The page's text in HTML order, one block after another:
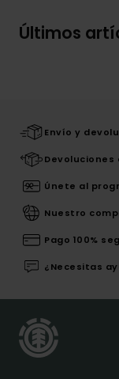
Últimos
Envío y
Devoluciones
Únete al
Nuestro
Pago 100%
¿Necesitas